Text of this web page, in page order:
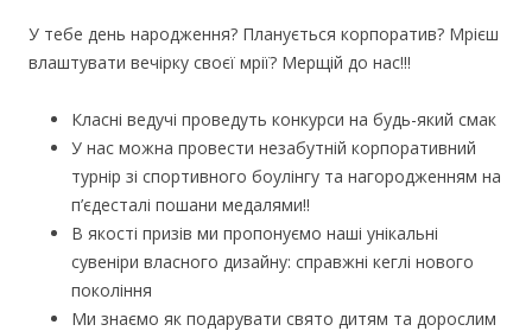
У тебе день народження? Планується корпоратив? Мрієш
влаштувати вечірку своєї мрії? Мерщій до нас!!!
Класні ведучі проведуть конкурси на будь-який смак
У нас можна провести незабутній корпоративний
турнір зі спортивного боулінгу та нагородженням на
п’єдесталі пошани медалями!!
В якості призів ми пропонуємо наші унікальні
сувеніри власного дизайну: справжні кеглі нового
покоління
Ми знаємо як подарувати свято дитям та дорослим